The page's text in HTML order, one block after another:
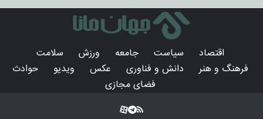
اقتصاد سیاست جامعه ورزش
سلامت
فرهنگ و هنر
دانش و فناوری عکس ویدیو
حوادث
فضای مجازی